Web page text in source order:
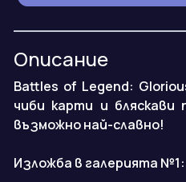
Описание
Battles of Legend:
чиби карти и
възможно най-славно!
Изложба в галерията №1: